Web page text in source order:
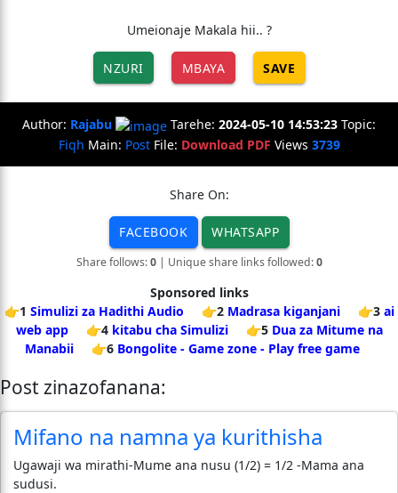
Umeionaje Makala hii.. ?
NZURI MBAYA SAVE
Author: Rajabu Tarehe: 2024-05-10 14:53:23 Topic:
Fiqh Main: PostFile: Download PDF Views 3739
Share On:
FACEBOOK WHATSAPP
Share follows:0| Unique share links followed:0
Sponsored links
👉1 Simulizi za Hadithi Audio 👉2 Madrasa kiganjani 👉3 ai
web app
👉4 kitabu cha Simulizi 👉5 Dua za Mitume na
Manabii
👉6 Bongolite - Game zone - Play free game
Post zinazofanana:
Mifano na namna ya kurithisha
Ugawaji wa mirathi-Mume ana nusu (1/2) = 1/2 -Mama ana
sudusi.